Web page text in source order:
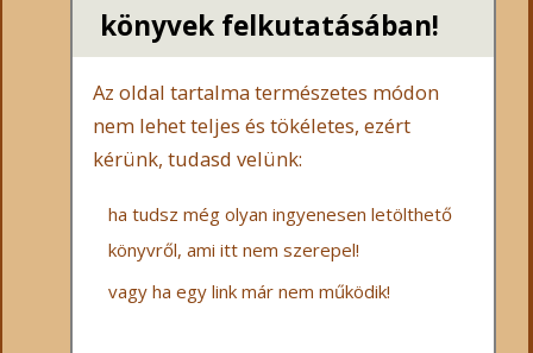
könyvek felkutatásában!
Az oldal tartalma természetes módon
nem lehet teljes és tökéletes, ezért
kérünk, tudasd velünk:
ha tudsz még olyan ingyenesen letölthető
könyvről, ami itt nem szerepel!
vagy ha egy link már nem működik!